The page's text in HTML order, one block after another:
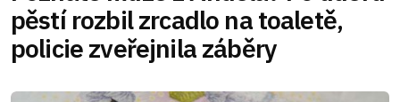
pěstí rozbil zrcadlo na toaletě,
policie zveřejnila záběry